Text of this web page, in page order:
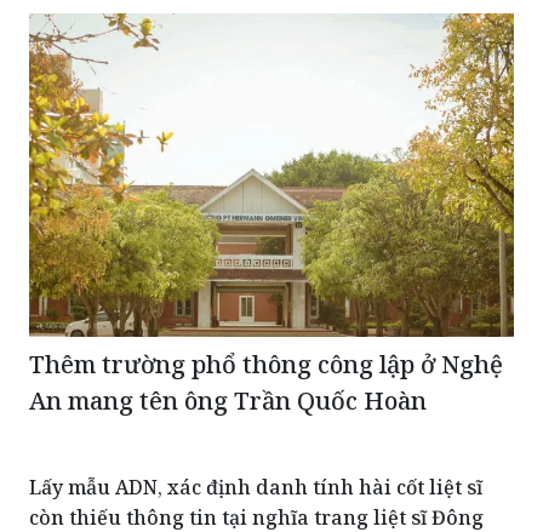
Thêm trường phổ thông công lập ở Nghệ
An mang tên ông Trần Quốc Hoàn
Lấy mẫu ADN, xác định danh tính hài cốt liệt sĩ
còn thiếu thông tin tại nghĩa trang liệt sĩ Đông